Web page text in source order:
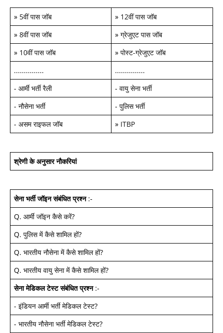
» 5वीं पास जॉब » 12वीं पास जॉब
» 8वीं पास जॉब » ग्रेजुएट पास जॉब
» 10वीं पास जॉब » पोस्ट-ग्रेजुएट जॉब
...............
...............
- आर्मी भर्ती रैली - वायु सेना भर्ती
- नौसेना भर्ती - पुलिस भर्ती
- असम राइफल जॉब » ITBP
श्रेणी के अनुसार नौकरियां
सेना भर्ती जॉइन संबंधित प्रश्न:-
Q. आर्मी जॉइन कैसे करें?
Q. पुलिस में कैसे शामिल हों?
Q. भारतीय नौसेना में कैसे शामिल हों?
Q. भारतीय वायु सेना में कैसे शामिल हों?
सेना मेडिकल टेस्ट संबंधित प्रश्न:-
- इंडियन आर्मी भर्ती मेडिकल टेस्ट?
- भारतीय नौसेना भर्ती मेडिकल टेस्ट?